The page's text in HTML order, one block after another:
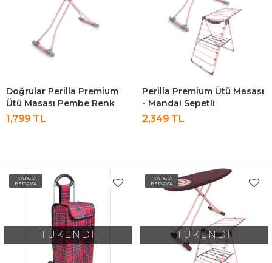
Doğrular Perilla Premium
Ütü Masası Pembe Renk
1,799 TL
Perilla Premium Ütü Masası
- Mandal Sepetli
Kurutmalık-Pembe Set
2,349 TL
KARGO
BEDAVA
TÜKENDİ
KARGO
BEDAVA
TÜKENDİ